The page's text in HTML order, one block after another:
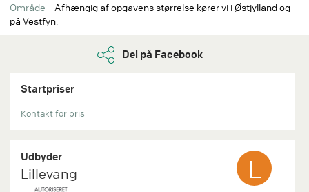
Område
Afhængig af opgavens størrelse kører vi i Østjylland og
på Vestfyn.
Del på Facebook
Startpriser
Kontakt for pris
Udbyder
Lillevang L